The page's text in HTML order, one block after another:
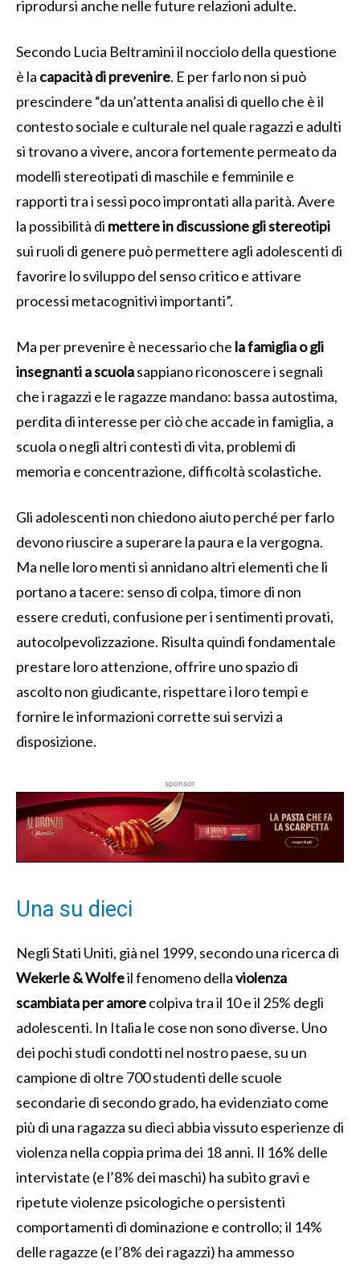
riprodursi anche nelle future relazioni adulte.
Secondo Lucia Beltramini il nocciolo della questione
è la capacità di prevenire. E per farlo non si può
prescindere “da un’attenta analisi di quello che è il
contesto sociale e culturale nel quale ragazzi e adulti
si trovano a vivere, ancora fortemente permeato da
modelli stereotipati di maschile e femminile e
rapporti tra i sessi poco improntati alla parità. Avere
la possibilità di mettere in discussione gli stereotipi
sui ruoli di genere può permettere agli adolescenti di
favorire lo sviluppo del senso critico e attivare
processi metacognitivi importanti”.
Ma per prevenire è necessario che la famiglia o gli
insegnanti a scuolasappiano riconoscere i segnali
che i ragazzi e le ragazze mandano: bassa autostima,
perdita di interesse per ciò che accade in famiglia, a
scuola o negli altri contesti di vita, problemi di
memoria e concentrazione, difficoltà scolastiche.
Gli adolescenti non chiedono aiuto perché per farlo
devono riuscire a superare la paura e la vergogna.
Ma nelle loro menti si annidano altri elementi che li
portano a tacere: senso di colpa, timore di non
essere creduti, confusione per i sentimenti provati,
autocolpevolizzazione. Risulta quindi fondamentale
prestare loro attenzione, offrire uno spazio di
ascolto non giudicante, rispettare i loro tempi e
fornire le informazioni corrette sui servizi a
disposizione.
sponsor
Una su dieci
Negli Stati Uniti, già nel 1999, secondo una ricerca di
Wekerle & Wolfeil fenomeno dellaviolenza
scambiata per amorecolpiva tra il 10 e il 25% degli
adolescenti. In Italia le cose non sono diverse. Uno
dei pochi studi condotti nel nostro paese, su un
campione di oltre 700 studenti delle scuole
secondarie di secondo grado, ha evidenziato come
più di una ragazza su dieci abbia vissuto esperienze di
violenza nella coppia prima dei 18 anni. Il 16% delle
intervistate (e l’8% dei maschi) ha subito gravi e
ripetute violenze psicologiche o persistenti
comportamenti di dominazione e controllo; il 14%
delle ragazze (e l’8% dei ragazzi) ha ammesso